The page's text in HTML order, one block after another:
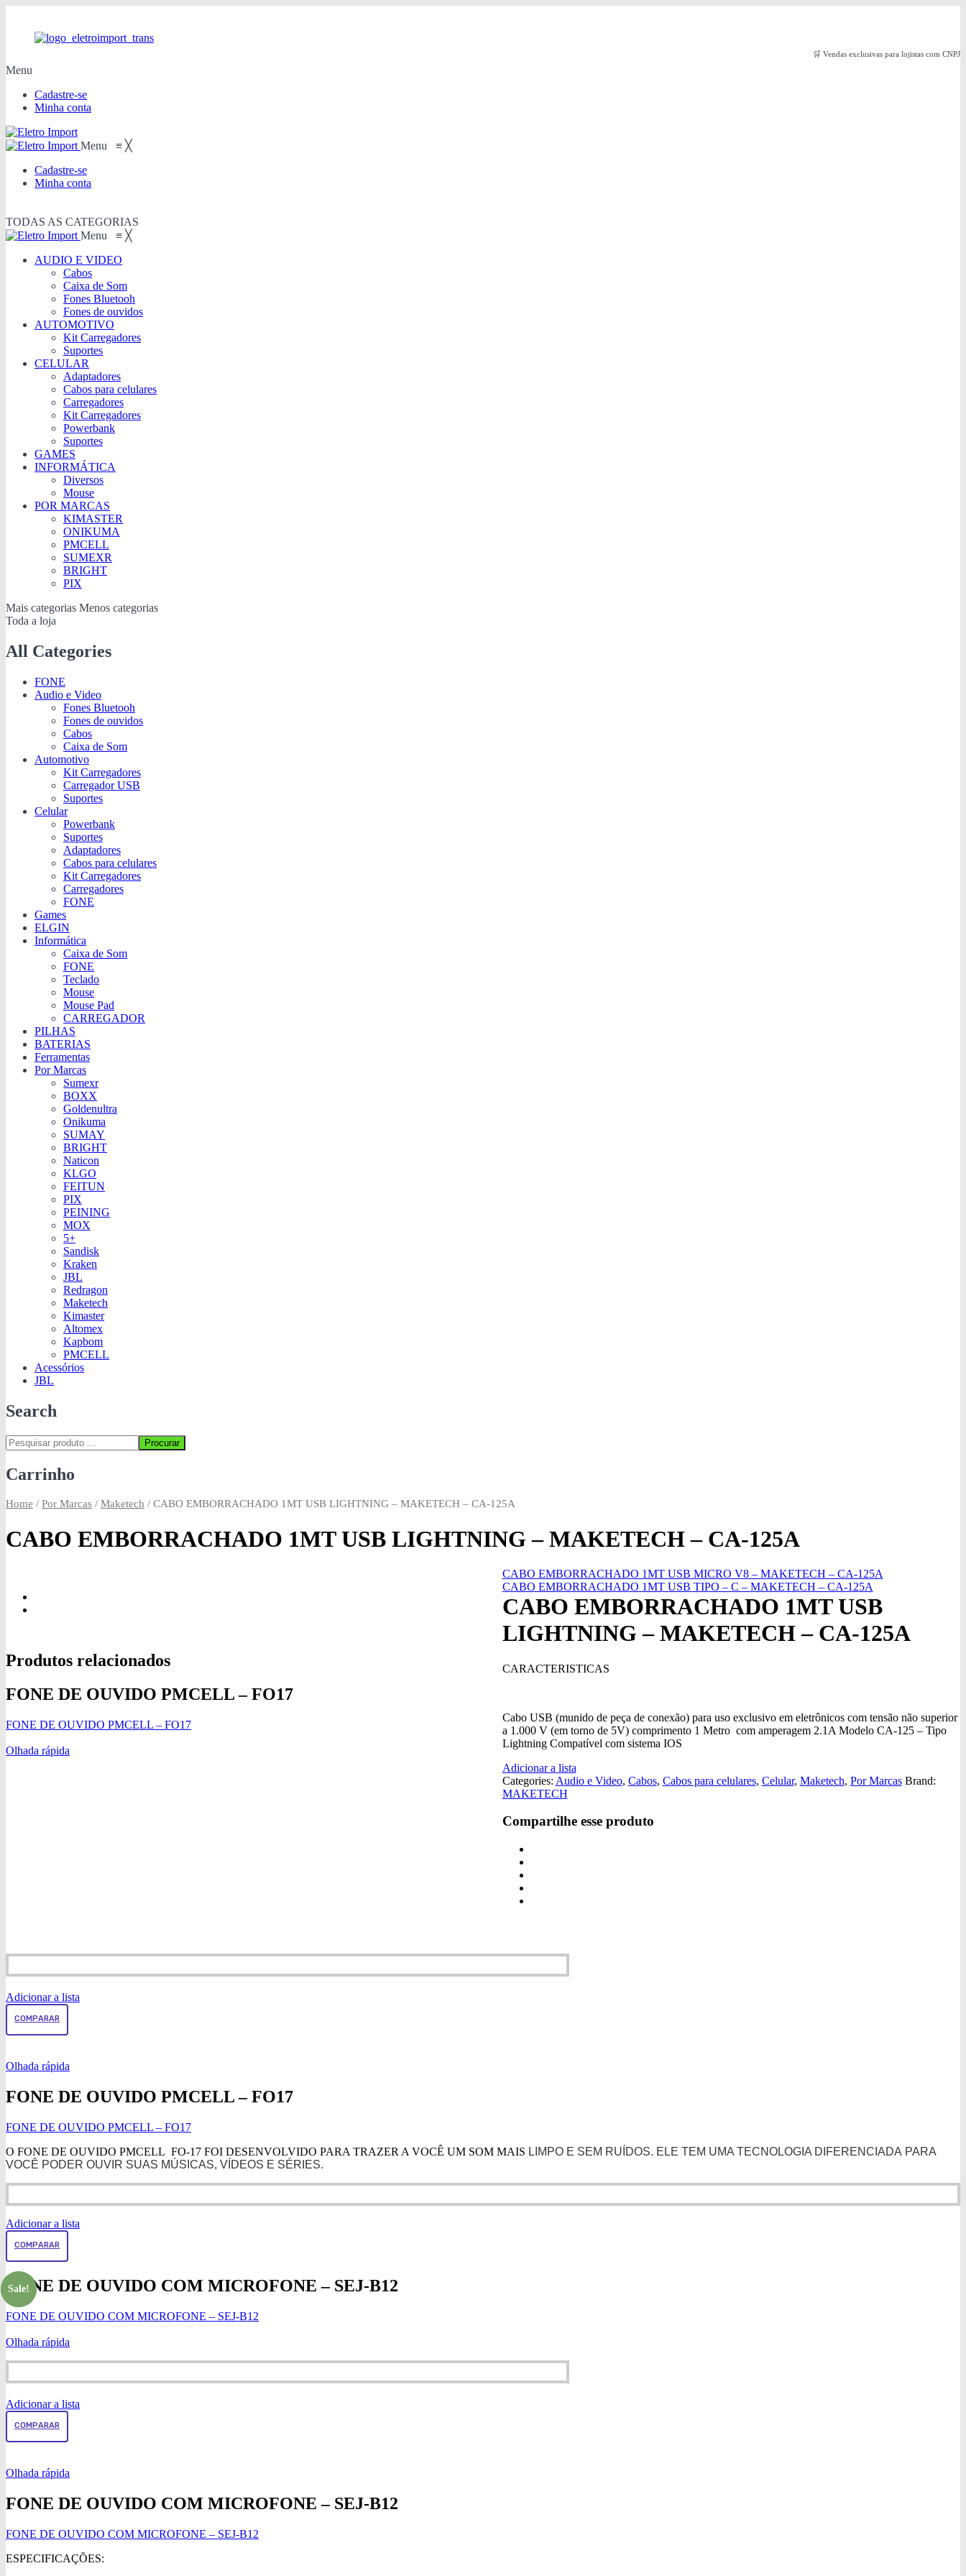
🛒 Vendas exclusivas para lojistas com CNPJ
Menu
Cadastre-se
Minha conta
Menu ≡ ╳
Cadastre-se
Minha conta
TODAS AS CATEGORIAS
Menu ≡ ╳
AUDIO E VIDEO
Cabos
Caixa de Som
Fones Bluetooh
Fones de ouvidos
AUTOMOTIVO
Kit Carregadores
Suportes
CELULAR
Adaptadores
Cabos para celulares
Carregadores
Kit Carregadores
Powerbank
Suportes
GAMES
INFORMÁTICA
Diversos
Mouse
POR MARCAS
KIMASTER
ONIKUMA
PMCELL
SUMEXR
BRIGHT
PIX
Mais categorias Menos categorias
Toda a loja
All Categories
FONE
Audio e Video
Fones Bluetooh
Fones de ouvidos
Cabos
Caixa de Som
Automotivo
Kit Carregadores
Carregador USB
Suportes
Celular
Powerbank
Suportes
Adaptadores
Cabos para celulares
Kit Carregadores
Carregadores
FONE
Games
ELGIN
Informática
Caixa de Som
FONE
Teclado
Mouse
Mouse Pad
CARREGADOR
PILHAS
BATERIAS
Ferramentas
Por Marcas
Sumexr
BOXX
Goldenultra
Onikuma
SUMAY
BRIGHT
Naticon
KLGO
FEITUN
PIX
PEINING
MOX
5+
Sandisk
Kraken
JBL
Redragon
Maketech
Kimaster
Altomex
Kapbom
PMCELL
Acessórios
JBL
Search
Procurar
Carrinho
Home / Por Marcas / Maketech / CABO EMBORRACHADO 1MT USB LIGHTNING – MAKETECH – CA-125A
CABO EMBORRACHADO 1MT USB LIGHTNING – MAKETECH – CA-125A
CABO EMBORRACHADO 1MT USB MICRO V8 – MAKETECH – CA-125A
CABO EMBORRACHADO 1MT USB TIPO – C – MAKETECH – CA-125A
CABO EMBORRACHADO 1MT USB
LIGHTNING – MAKETECH – CA-125A
CARACTERISTICAS
Cabo USB (munido de peça de conexão) para uso exclusivo em eletrônicos com tensão não superior
a 1.000 V (em torno de 5V) comprimento 1 Metro com amperagem 2.1A Modelo CA-125 – Tipo
Lightning Compatível com sistema IOS
Adicionar a lista
Categories: Audio e Video, Cabos, Cabos para celulares, Celular, Maketech, Por Marcas Brand:
MAKETECH
Compartilhe esse produto
Produtos relacionados
FONE DE OUVIDO PMCELL – FO17
FONE DE OUVIDO PMCELL – FO17
Olhada rápida
Adicionar a lista
COMPARAR
Olhada rápida
FONE DE OUVIDO PMCELL – FO17
FONE DE OUVIDO PMCELL – FO17
O FONE DE OUVIDO PMCELL FO-17 FOI DESENVOLVIDO PARA TRAZER A VOCÊ UM SOM MAIS LIMPO E SEM RUÍDOS. ELE TEM UMA TECNOLOGIA DIFERENCIADA PARA
VOCÊ PODER OUVIR SUAS MÚSICAS, VÍDEOS E SÉRIES.
Adicionar a lista
COMPARAR
FONE DE OUVIDO COM MICROFONE – SEJ-B12
FONE DE OUVIDO COM MICROFONE – SEJ-B12
Sale!
Olhada rápida
Adicionar a lista
COMPARAR
Sale!
Olhada rápida
FONE DE OUVIDO COM MICROFONE – SEJ-B12
FONE DE OUVIDO COM MICROFONE – SEJ-B12
ESPECIFICAÇÕES: